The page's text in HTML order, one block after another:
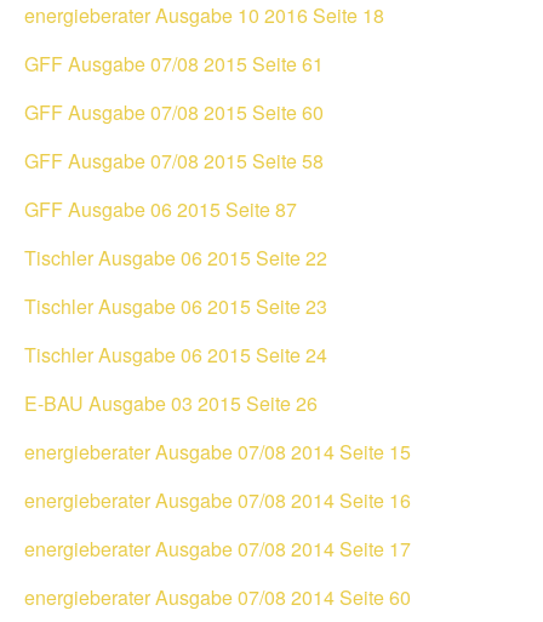
energieberater Ausgabe 10 2016 Seite 18
GFF Ausgabe 07/08 2015 Seite 61
GFF Ausgabe 07/08 2015 Seite 60
GFF Ausgabe 07/08 2015 Seite 58
GFF Ausgabe 06 2015 Seite 87
Tischler Ausgabe 06 2015 Seite 22
Tischler Ausgabe 06 2015 Seite 23
Tischler Ausgabe 06 2015 Seite 24
E-BAU Ausgabe 03 2015 Seite 26
energieberater Ausgabe 07/08 2014 Seite 15
energieberater Ausgabe 07/08 2014 Seite 16
energieberater Ausgabe 07/08 2014 Seite 17
energieberater Ausgabe 07/08 2014 Seite 60